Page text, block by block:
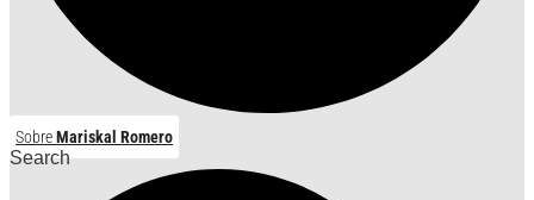
SobreMariskal Romero
Search